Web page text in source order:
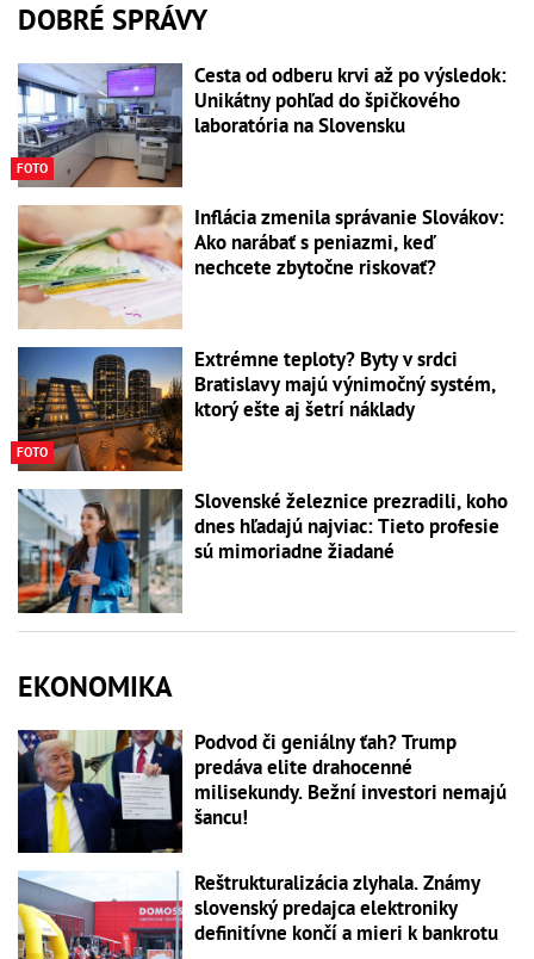
DOBRÉ SPRÁVY
FOTO
Cesta od odberu krvi až po výsledok:
Unikátny pohľad do špičkového
laboratória na Slovensku
Inflácia zmenila správanie Slovákov:
Ako narábať s peniazmi, keď
nechcete zbytočne riskovať?
FOTO
Extrémne teploty? Byty v srdci
Bratislavy majú výnimočný systém,
ktorý ešte aj šetrí náklady
Slovenské železnice prezradili, koho
dnes hľadajú najviac: Tieto profesie
sú mimoriadne žiadané
EKONOMIKA
Podvod či geniálny ťah? Trump
predáva elite drahocenné
milisekundy. Bežní investori nemajú
šancu!
Reštrukturalizácia zlyhala. Známy
slovenský predajca elektroniky
definitívne končí a mieri k bankrotu